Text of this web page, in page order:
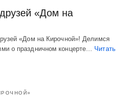
«Дом на
«Дом на Кирочной»! Делимся
о праздничном концерте… Читать